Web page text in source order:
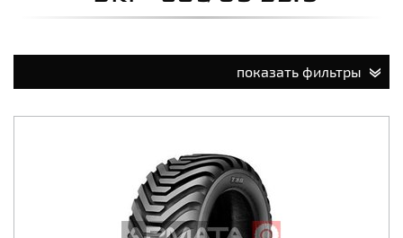
показать фильтры